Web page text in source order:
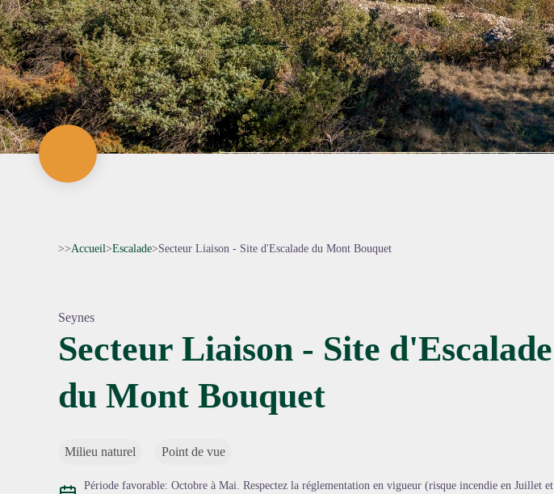
>>Accueil>Escalade>Secteur Liaison - Site d'Escalade du Mont Bouquet
Seynes
Secteur Liaison - Site d'Escalade
du Mont Bouquet
Milieu naturel Point de vue
Période favorable: Octobre à Mai. Respectez la réglementation en vigueur (risque incendie en Juillet et